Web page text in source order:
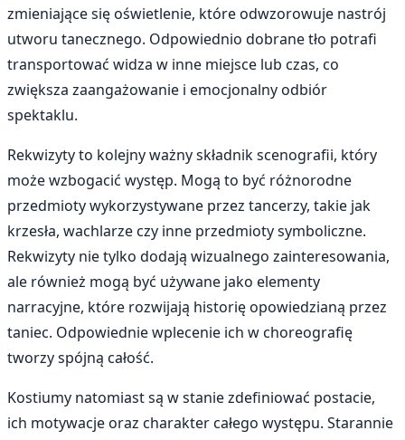
zmieniające się oświetlenie, które odwzorowuje nastrój
utworu tanecznego. Odpowiednio dobrane tło potrafi
transportować widza w inne miejsce lub czas, co
zwiększa zaangażowanie i emocjonalny odbiór
spektaklu.
Rekwizyty to kolejny ważny składnik scenografii, który
może wzbogacić występ. Mogą to być różnorodne
przedmioty wykorzystywane przez tancerzy, takie jak
krzesła, wachlarze czy inne przedmioty symboliczne.
Rekwizyty nie tylko dodają wizualnego zainteresowania,
ale również mogą być używane jako elementy
narracyjne, które rozwijają historię opowiedzianą przez
taniec. Odpowiednie wplecenie ich w choreografię
tworzy spójną całość.
Kostiumy natomiast są w stanie zdefiniować postacie,
ich motywacje oraz charakter całego występu. Starannie